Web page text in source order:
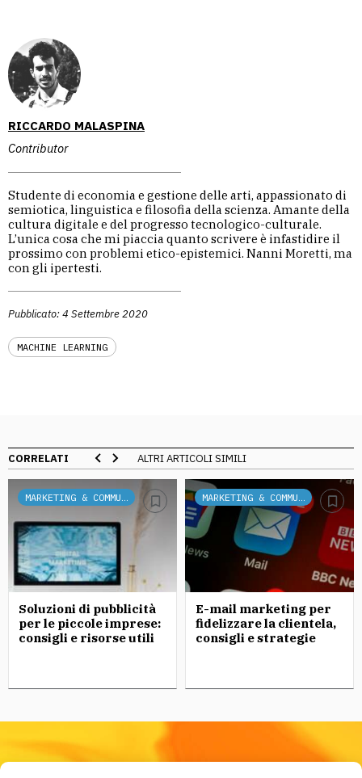
RICCARDO MALASPINA
Contributor
Studente di economia e gestione delle arti, appassionato di
semiotica, linguistica e filosofia della scienza. Amante della
cultura digitale e del progresso tecnologico-culturale.
L’unica cosa che mi piaccia quanto scrivere è infastidire il
prossimo con problemi etico-epistemici. Nanni Moretti, ma
con gli ipertesti.
Pubblicato: 4 Settembre 2020
MACHINE LEARNING
CORRELATI ALTRI ARTICOLI SIMILI
Soluzioni di pubblicità
per le piccole imprese:
consigli e risorse utili
E-mail marketing per
fidelizzare la clientela,
consigli e strategie